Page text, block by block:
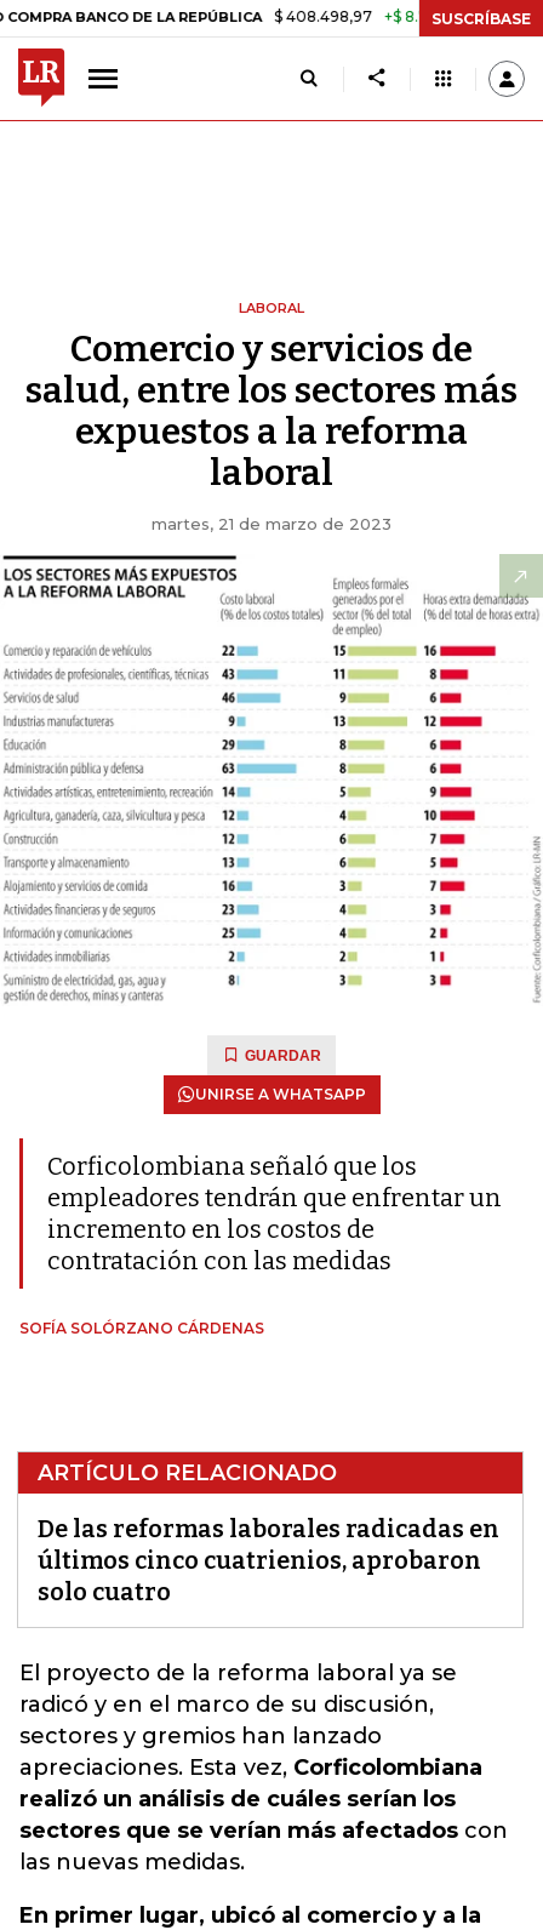
DE LA REPÚBLICA $ 408.498,97 +$ 8.753,81 +2,19% TASA
SUSCRÍBASE
LABORAL
Comercio y servicios de
salud, entre los sectores más
expuestos a la reforma
laboral
martes, 21 de marzo de 2023
GUARDAR
UNIRSE A WHATSAPP
Corficolombiana señaló que los
empleadores tendrán que enfrentar un
incremento en los costos de
contratación con las medidas
SOFÍA SOLÓRZANO CÁRDENAS
ARTÍCULO RELACIONADO
De las reformas laborales radicadas en
últimos cinco cuatrienios, aprobaron
solo cuatro
El proyecto de la reforma laboral ya se
radicó y en el marco de su discusión,
sectores y gremios han lanzado
apreciaciones. Esta vez, Corficolombiana
realizó un análisis de cuáles serían los
sectores que se verían más afectados con
las nuevas medidas.
En primer lugar, ubicó al comercio y a la